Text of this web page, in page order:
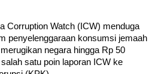
Corruption Watch (ICW) menduga
penyelenggaraan konsumsi jemaah
negara hingga Rp 50
satu poin laporan ICW ke